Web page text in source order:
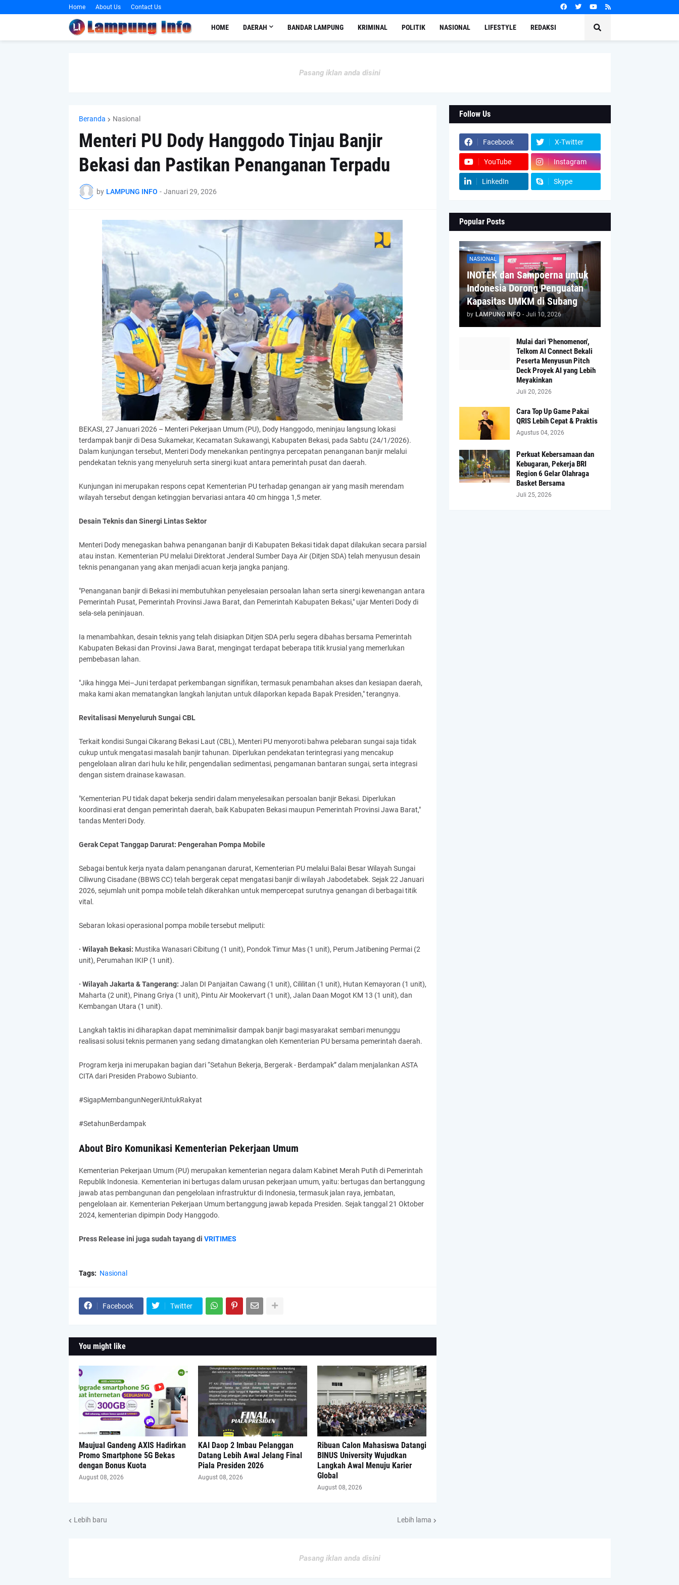
Home About Us Contact Us
HOME DAERAH BANDAR LAMPUNG KRIMINAL POLITIK NASIONAL LIFESTYLE REDAKSI
Pasang iklan anda disini
Beranda Nasional
Menteri PU Dody Hanggodo Tinjau Banjir
Bekasi dan Pastikan Penanganan Terpadu
by LAMPUNG INFO - Januari 29, 2026
BEKASI, 27 Januari 2026 – Menteri Pekerjaan Umum (PU), Dody Hanggodo, meninjau langsung lokasi
terdampak banjir di Desa Sukamekar, Kecamatan Sukawangi, Kabupaten Bekasi, pada Sabtu (24/1/2026).
Dalam kunjungan tersebut, Menteri Dody menekankan pentingnya percepatan penanganan banjir melalui
pendekatan teknis yang menyeluruh serta sinergi kuat antara pemerintah pusat dan daerah.
Kunjungan ini merupakan respons cepat Kementerian PU terhadap genangan air yang masih merendam
wilayah tersebut dengan ketinggian bervariasi antara 40 cm hingga 1,5 meter.
Desain Teknis dan Sinergi Lintas Sektor
Menteri Dody menegaskan bahwa penanganan banjir di Kabupaten Bekasi tidak dapat dilakukan secara parsial
atau instan. Kementerian PU melalui Direktorat Jenderal Sumber Daya Air (Ditjen SDA) telah menyusun desain
teknis penanganan yang akan menjadi acuan kerja jangka panjang.
"Penanganan banjir di Bekasi ini membutuhkan penyelesaian persoalan lahan serta sinergi kewenangan antara
Pemerintah Pusat, Pemerintah Provinsi Jawa Barat, dan Pemerintah Kabupaten Bekasi," ujar Menteri Dody di
sela-sela peninjauan.
Ia menambahkan, desain teknis yang telah disiapkan Ditjen SDA perlu segera dibahas bersama Pemerintah
Kabupaten Bekasi dan Provinsi Jawa Barat, mengingat terdapat beberapa titik krusial yang memerlukan
pembebasan lahan.
"Jika hingga Mei–Juni terdapat perkembangan signifikan, termasuk penambahan akses dan kesiapan daerah,
maka kami akan mematangkan langkah lanjutan untuk dilaporkan kepada Bapak Presiden," terangnya.
Revitalisasi Menyeluruh Sungai CBL
Terkait kondisi Sungai Cikarang Bekasi Laut (CBL), Menteri PU menyoroti bahwa pelebaran sungai saja tidak
cukup untuk mengatasi masalah banjir tahunan. Diperlukan pendekatan terintegrasi yang mencakup
pengelolaan aliran dari hulu ke hilir, pengendalian sedimentasi, pengamanan bantaran sungai, serta integrasi
dengan sistem drainase kawasan.
"Kementerian PU tidak dapat bekerja sendiri dalam menyelesaikan persoalan banjir Bekasi. Diperlukan
koordinasi erat dengan pemerintah daerah, baik Kabupaten Bekasi maupun Pemerintah Provinsi Jawa Barat,"
tandas Menteri Dody.
Gerak Cepat Tanggap Darurat: Pengerahan Pompa Mobile
Sebagai bentuk kerja nyata dalam penanganan darurat, Kementerian PU melalui Balai Besar Wilayah Sungai
Ciliwung Cisadane (BBWS CC) telah bergerak cepat mengatasi banjir di wilayah Jabodetabek. Sejak 22 Januari
2026, sejumlah unit pompa mobile telah dikerahkan untuk mempercepat surutnya genangan di berbagai titik
vital.
Sebaran lokasi operasional pompa mobile tersebut meliputi:
· Wilayah Bekasi: Mustika Wanasari Cibitung (1 unit), Pondok Timur Mas (1 unit), Perum Jatibening Permai (2
unit), Perumahan IKIP (1 unit).
· Wilayah Jakarta & Tangerang: Jalan DI Panjaitan Cawang (1 unit), Cililitan (1 unit), Hutan Kemayoran (1 unit),
Maharta (2 unit), Pinang Griya (1 unit), Pintu Air Mookervart (1 unit), Jalan Daan Mogot KM 13 (1 unit), dan
Kembangan Utara (1 unit).
Langkah taktis ini diharapkan dapat meminimalisir dampak banjir bagi masyarakat sembari menunggu
realisasi solusi teknis permanen yang sedang dimatangkan oleh Kementerian PU bersama pemerintah daerah.
Program kerja ini merupakan bagian dari “Setahun Bekerja, Bergerak - Berdampak” dalam menjalankan ASTA
CITA dari Presiden Prabowo Subianto.
#SigapMembangunNegeriUntukRakyat
#SetahunBerdampak
About Biro Komunikasi Kementerian Pekerjaan Umum
Kementerian Pekerjaan Umum (PU) merupakan kementerian negara dalam Kabinet Merah Putih di Pemerintah
Republik Indonesia. Kementerian ini bertugas dalam urusan pekerjaan umum, yaitu: bertugas dan bertanggung
jawab atas pembangunan dan pengelolaan infrastruktur di Indonesia, termasuk jalan raya, jembatan,
pengelolaan air. Kementerian Pekerjaan Umum bertanggung jawab kepada Presiden. Sejak tanggal 21 Oktober
2024, kementerian dipimpin Dody Hanggodo.
Press Release ini juga sudah tayang di VRITIMES
Tags: Nasional
Facebook Twitter
You might like
Maujual Gandeng AXIS Hadirkan
Promo Smartphone 5G Bekas
dengan Bonus Kuota
August 08, 2026
KAI Daop 2 Imbau Pelanggan
Datang Lebih Awal Jelang Final
Piala Presiden 2026
August 08, 2026
Ribuan Calon Mahasiswa Datangi
BINUS University Wujudkan
Langkah Awal Menuju Karier
Global
August 08, 2026
Lebih baru Lebih lama
Follow Us
Facebook X-Twitter
YouTube Instagram
LinkedIn Skype
Popular Posts
NASIONAL
INOTEK dan Sampoerna untuk
Indonesia Dorong Penguatan
Kapasitas UMKM di Subang
by LAMPUNG INFO - Juli 10, 2026
Mulai dari 'Phenomenon',
Telkom AI Connect Bekali
Peserta Menyusun Pitch
Deck Proyek AI yang Lebih
Meyakinkan
Juli 20, 2026
Cara Top Up Game Pakai
QRIS Lebih Cepat & Praktis
Agustus 04, 2026
Perkuat Kebersamaan dan
Kebugaran, Pekerja BRI
Region 6 Gelar Olahraga
Basket Bersama
Juli 25, 2026
Pasang iklan anda disini